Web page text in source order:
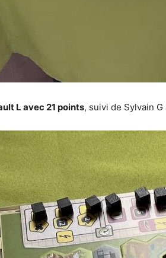
L avec 21 points, suivi de Sylvain